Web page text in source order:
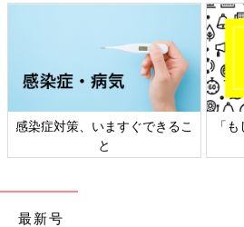
たくさん聞いてもらえ、楽しくおしゃ
と、自信を持って話せるようになり、
「さ行」の発音は難しいので、小さい
音ができない…と気にしすぎなくても
だけではなく、聞く、理解する、話す
の力がついているかどうかに目を向け
感染症対策、いますぐできるこ
と
「
最新号